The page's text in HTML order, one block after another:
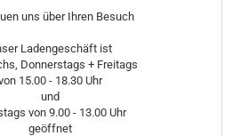
uns über Ihren Besuch
Ladengeschäft ist
Donnerstags + Freitags
15.00 - 18.30 Uhr
und
von 9.00 - 13.00 Uhr
geöffnet